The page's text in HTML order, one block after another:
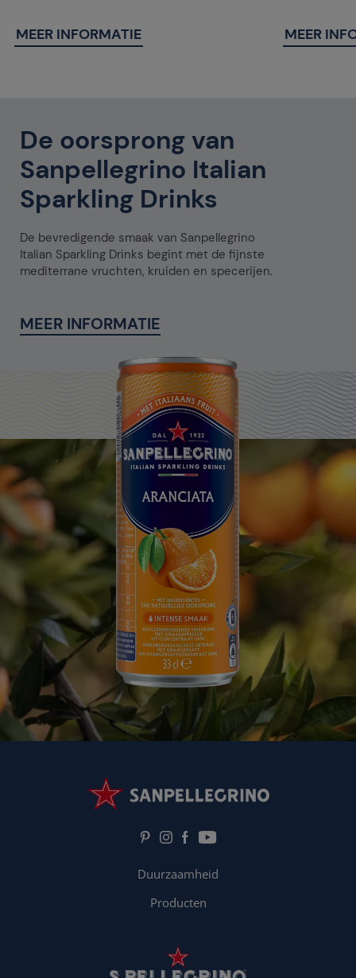
MEER INFORMATIE MEER
De oorsprong van
Sanpellegrino Italian
Sparkling Drinks
De bevredigende smaak van Sanpellegrino
Italian Sparkling Drinks begint met de fijnste
mediterrane vruchten, kruiden en specerijen.
MEER INFORMATIE
Duurzaamheid
Producten